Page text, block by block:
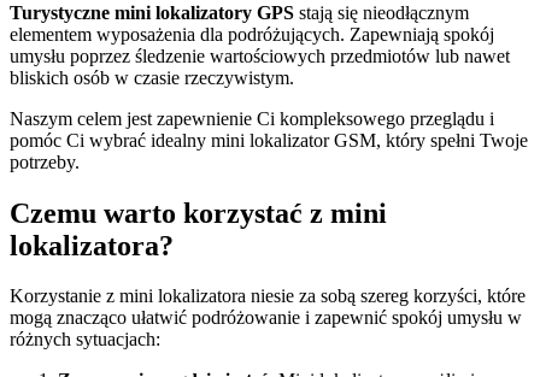
Turystyczne mini lokalizatory GPS stają się nieodłącznym
elementem wyposażenia dla podróżujących. Zapewniają spokój
umysłu poprzez śledzenie wartościowych przedmiotów lub nawet
bliskich osób w czasie rzeczywistym.
Naszym celem jest zapewnienie Ci kompleksowego przeglądu i
pomóc Ci wybrać idealny mini lokalizator GSM, który spełni Twoje
potrzeby.
Czemu warto korzystać z mini
lokalizatora?
Korzystanie z mini lokalizatora niesie za sobą szereg korzyści, które
mogą znacząco ułatwić podróżowanie i zapewnić spokój umysłu w
różnych sytuacjach: